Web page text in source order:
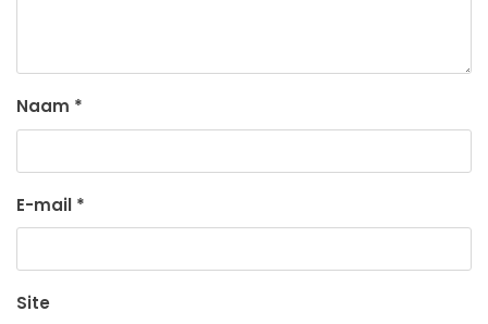
Naam *
E-mail *
Site